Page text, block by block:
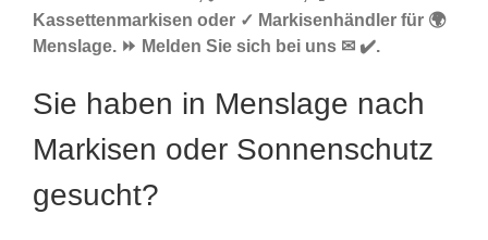
Kassettenmarkisen oder ✓ Markisenhändler für 🌍
Menslage. ⏩ Melden Sie sich bei uns ✉ ✔️.
Sie haben in Menslage nach
Markisen oder Sonnenschutz
gesucht?